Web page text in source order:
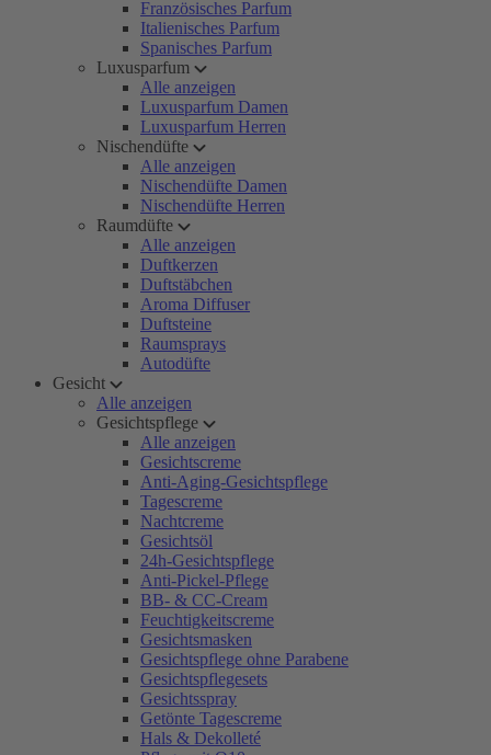
Französisches Parfum
Italienisches Parfum
Spanisches Parfum
Luxusparfum
Alle anzeigen
Luxusparfum Damen
Luxusparfum Herren
Nischendüfte
Alle anzeigen
Nischendüfte Damen
Nischendüfte Herren
Raumdüfte
Alle anzeigen
Duftkerzen
Duftstäbchen
Aroma Diffuser
Duftsteine
Raumsprays
Autodüfte
Gesicht
Alle anzeigen
Gesichtspflege
Alle anzeigen
Gesichtscreme
Anti-Aging-Gesichtspflege
Tagescreme
Nachtcreme
Gesichtsöl
24h-Gesichtspflege
Anti-Pickel-Pflege
BB- & CC-Cream
Feuchtigkeitscreme
Gesichtsmasken
Gesichtspflege ohne Parabene
Gesichtspflegesets
Gesichtsspray
Getönte Tagescreme
Hals & Dekolleté